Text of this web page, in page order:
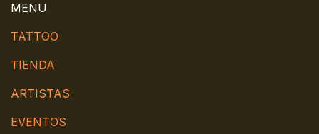
MENU
TATTOO
TIENDA
ARTISTAS
EVENTOS